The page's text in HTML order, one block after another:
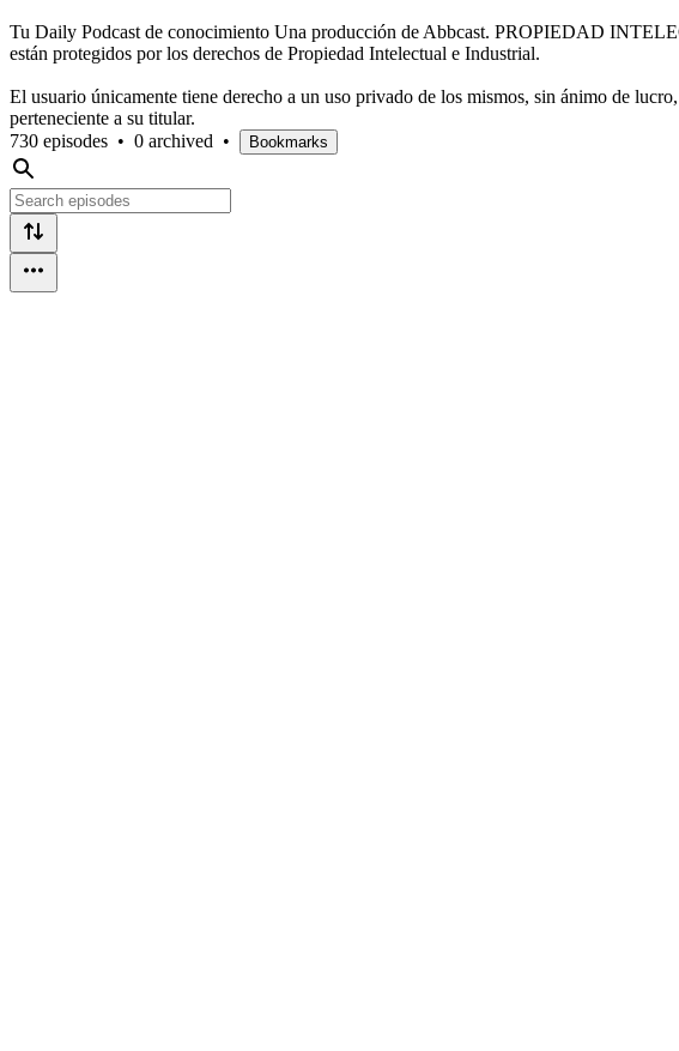
Tu Daily Podcast de conocimiento Una producción de Abbcast. PROPIEDAD
están protegidos por los derechos de Propiedad Intelectual e Industrial.
El usuario únicamente tiene derecho a un uso privado de los mismos, sin ánimo de
perteneciente a su titular.
730 episodes • 0 archived • Bookmarks